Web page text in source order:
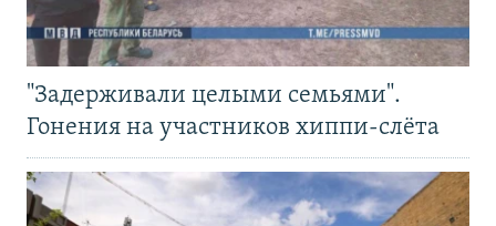
"Задерживали целыми семьями".
Гонения на участников хиппи-слёта